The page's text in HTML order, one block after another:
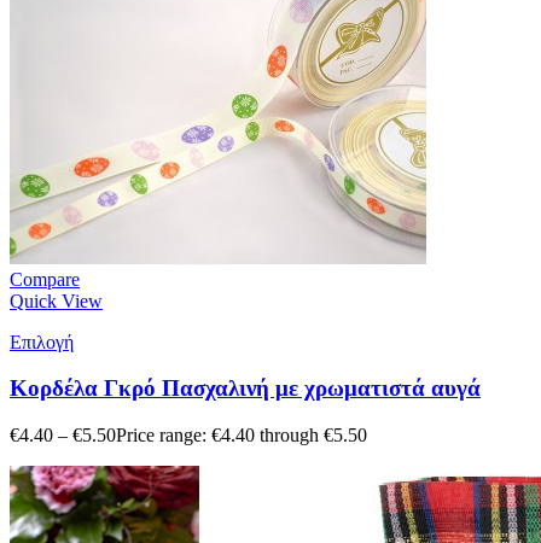
Compare
Quick View
Επιλογή
Κορδέλα Γκρό Πασχαλινή με χρωματιστά αυγά
€4.40 – €5.50Price range: €4.40 through €5.50